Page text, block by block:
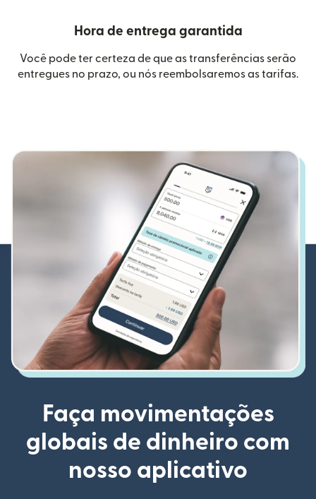
Hora de entrega garantida
Você pode ter certeza de que as transferências serão
entregues no prazo, ou nós reembolsaremos as tarifas.
Faça movimentações
globais de dinheiro com
nosso aplicativo